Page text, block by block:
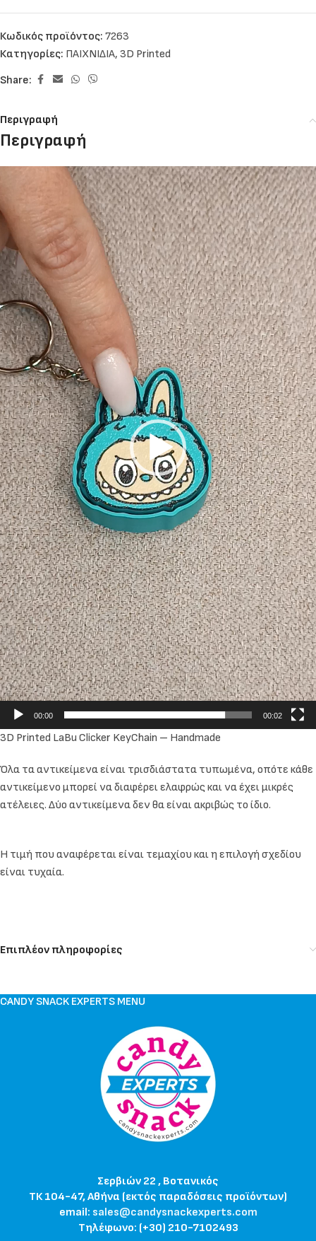
Κωδικός προϊόντος: 7263
Κατηγορίες: ΠΑΙΧΝΙΔΙΑ, 3D Printed
Share:
Περιγραφή
Περιγραφή
Αναπαραγωγής
Βίντεο
00:00 00:02
3D Printed LaBu Clicker KeyChain – Handmade
Όλα τα αντικείμενα είναι τρισδιάστατα τυπωμένα, οπότε κάθε
αντικείμενο μπορεί να διαφέρει ελαφρώς και να έχει μικρές
ατέλειες. Δύο αντικείμενα δεν θα είναι ακριβώς το ίδιο.
Η τιμή που αναφέρεται είναι τεμαχίου και η επιλογή σχεδίου
είναι τυχαία.
Επιπλέον πληροφορίες
CANDY SNACK EXPERTS MENU
Σερβιών 22 , Βοτανικός
ΤΚ 104-47, Αθήνα (εκτός παραδόσεις προϊόντων)
email: sales@candysnackexperts.com
Τηλέφωνο: (+30) 210-7102493